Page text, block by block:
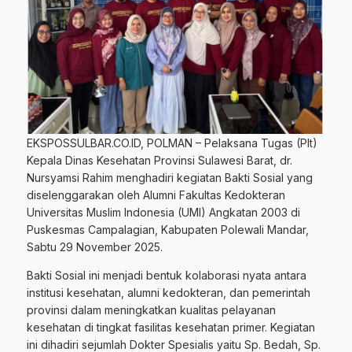
EKSPOSSULBAR.CO.ID, POLMAN – Pelaksana Tugas (Plt)
Kepala Dinas Kesehatan Provinsi Sulawesi Barat, dr.
Nursyamsi Rahim menghadiri kegiatan Bakti Sosial yang
diselenggarakan oleh Alumni Fakultas Kedokteran
Universitas Muslim Indonesia (UMI) Angkatan 2003 di
Puskesmas Campalagian, Kabupaten Polewali Mandar,
Sabtu 29 November 2025.
Bakti Sosial ini menjadi bentuk kolaborasi nyata antara
institusi kesehatan, alumni kedokteran, dan pemerintah
provinsi dalam meningkatkan kualitas pelayanan
kesehatan di tingkat fasilitas kesehatan primer. Kegiatan
ini dihadiri sejumlah Dokter Spesialis yaitu Sp. Bedah, Sp.